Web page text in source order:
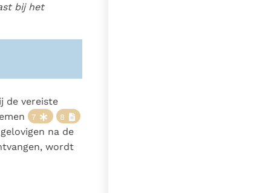
bij het
de vereiste
7 8
na de
wordt